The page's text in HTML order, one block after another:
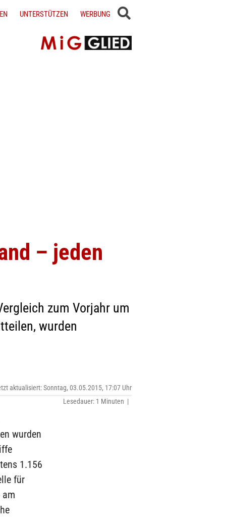
UNTERSTÜTZEN WERBUNG
– jeden
zum Vorjahr um
wurden
aktualisiert: Sonntag, 03.05.2015, 17:07 Uhr
Lesedauer: 1 Minuten |
wurden
1.156
für
am